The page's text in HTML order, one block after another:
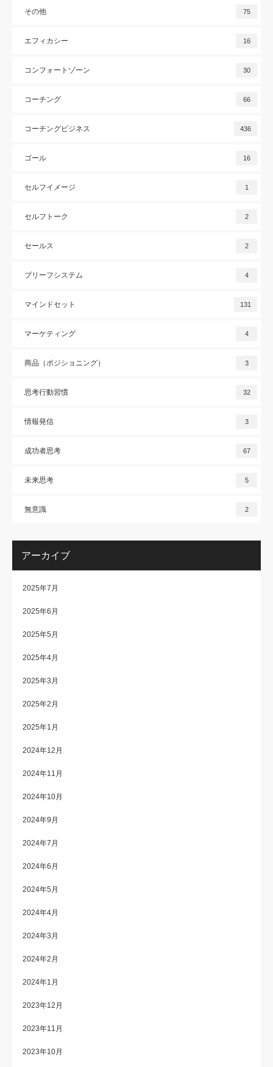
その他 75
エフィカシー 16
コンフォートゾーン 30
コーチング 66
コーチングビジネス 436
ゴール 16
セルフイメージ 1
セルフトーク 2
セールス 2
ブリーフシステム 4
マインドセット 131
マーケティング 4
商品（ポジショニング） 3
思考行動習慣 32
情報発信 3
成功者思考 67
未来思考 5
無意識 2
アーカイブ
2025年7月
2025年6月
2025年5月
2025年4月
2025年3月
2025年2月
2025年1月
2024年12月
2024年11月
2024年10月
2024年9月
2024年7月
2024年6月
2024年5月
2024年4月
2024年3月
2024年2月
2024年1月
2023年12月
2023年11月
2023年10月